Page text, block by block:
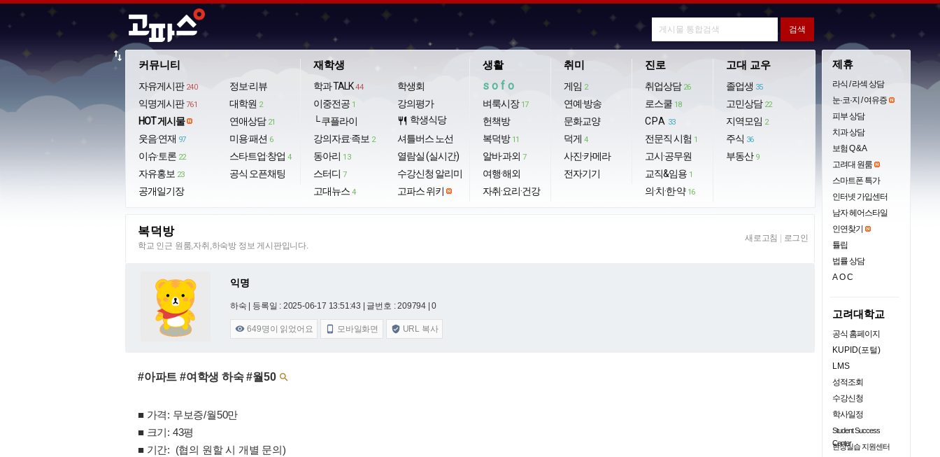
커뮤니티
자유게시판 240
익명게시판 761
HOT 게시물
웃음·연재 97
이슈·토론 22
자유홍보 23
공개일기장
정보·리뷰
대학원 2
연애상담 21
미용·패션 6
스타트업·창업 4
공식 오픈채팅
재학생
학과 TALK 44
이중전공 1
└ 쿠플라이
강의자료·족보 2
동아리 13
스터디 7
고대뉴스 4
학생회
강의평가
restaurant 학생식당
셔틀버스 노선
열람실 (실시간)
수강신청 알리미
고파스 위키
생활
sofo
벼룩시장 17
헌책방
복덕방 11
알바·과외 7
여행·해외
자취·요리·건강
취미
게임 2
연예·방송
문화교양
덕게 4
사진·카메라
전자기기
진로
취업상담 26
로스쿨 18
CPA 33
전문직 시험 1
고시·공무원
교직&임용 1
의·치·한·약 16
고대 교우
졸업생 35
고민상담 22
지역모임 2
주식 36
부동산 9
import_export
복덕방
학교 인근 원룸,자취,하숙방 정보 게시판입니다.
새로고침 로그인
익명
하숙 | 등록일 : 2025-06-17 13:51:43 | 글번호 : 209794 | 0
 649명이 읽었어요  모바일화면  URL 복사
#아파트 #여학생 하숙 #월50 
■ 가격: 무보증/월50만
■ 크기: 43평
■ 기간: (협의 원할 시 개별 문의)
제휴
라식 / 라섹 상담
눈·코·지 / 여유증
피부 상담
치과 상담
보험 Q & A
고려대 원룸
스마트폰 특가
인터넷 가입센터
남자 헤어스타일
인연찾기
튤립
법률 상담
AOC
고려대학교
공식 홈페이지
KUPID(포털)
LMS
성적조회
수강신청
학사일정
Student Success
Center
현장실습 지원센터